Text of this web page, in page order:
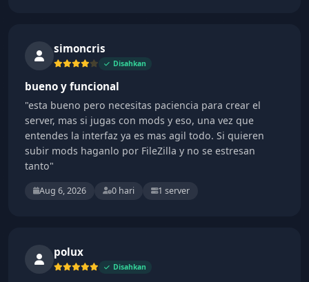
simoncris
Disahkan
bueno y funcional
"esta bueno pero necesitas paciencia para crear el
server, mas si jugas con mods y eso, una vez que
entendes la interfaz ya es mas agil todo. Si quieren
subir mods haganlo por FileZilla y no se estresan
tanto"
Aug 6, 2026 0 hari 1 server
polux
Disahkan